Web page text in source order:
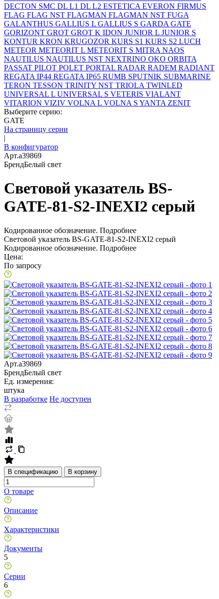
DECTON SMC DL L1 DL L2 ESTETICA EVERON FIRMUS
FLAG FLAG NST FLAGMAN FLAGMAN NST FUGA
GALANTHUS GALLIUS L GALLIUS S GARDA GATE
GORIZONT GROT GROT K IDON JUNIOR L JUNIOR S
KONTUR KRON KRUGOZOR KURS S1 KURS S2 LUCH
METEOR METEORIT L METEORIT S MITRA NAOS
NAUTILUS NAUTILUS NST NEXTRINO OKO ORBITA
PASSAT PILOT POLET PORTAL RADAR RADEM RADIANT
REGATA IP44 REGATA IP65 RUMB SPUTNIK SUBMARINE
TERON TESSON TRINITY NST TRIOLA TWINLED
UNIVERSAL L UNIVERSAL S VETERIS VIALANT
VITARION VIZIV VOLNA L VOLNA S YANTA ZENIT
Выберите серию:
GATE
На страницу серии
|
В конфигуратор
Арт.a39869
БрендБелый свет
Световой указатель BS-
GATE-81-S2-INEXI2 серый
Кодированное обозначение. Подробнее
Световой указатель BS-GATE-81-S2-INEXI2 серый
Кодированное обозначение. Подробнее
Цена:
По запросу
Арт.a39869
БрендБелый свет
Ед. измерения:
штука
В разработке Не доступен
В спецификацию В корзину
О товаре
Описание
Характеристики
Документы
5
Серии
6